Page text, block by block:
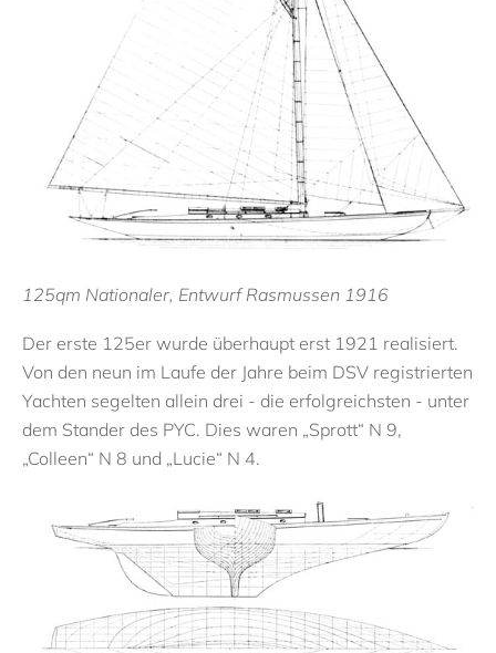
125qm Nationaler, Entwurf Rasmussen 1916
Der erste 125er wurde überhaupt erst 1921 realisiert.
Von den neun im Laufe der Jahre beim DSV registrierten
Yachten segelten allein drei - die erfolgreichsten - unter
dem Stander des PYC. Dies waren „Sprott“ N 9,
„Colleen“ N 8 und „Lucie“ N 4.